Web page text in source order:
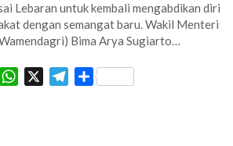
Lebaran untuk kembali mengabdikan diri
dengan semangat baru. Wakil Menteri
Bima Arya Sugiarto…
Line WhatsApp Telegram
Share